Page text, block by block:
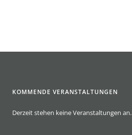
KOMMENDE VERANSTALTUNGEN
Derzeit stehen keine Veranstaltungen an.